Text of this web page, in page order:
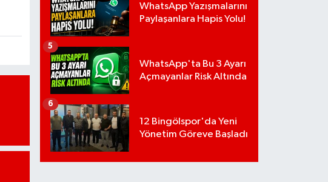
WhatsApp Yazışmalarını
Paylaşanlara Hapis Yolu!
WhatsApp'ta Bu 3 Ayarı
Açmayanlar Risk Altında
5
12 Bingölspor'da Yeni
Yönetim Göreve Başladı
6